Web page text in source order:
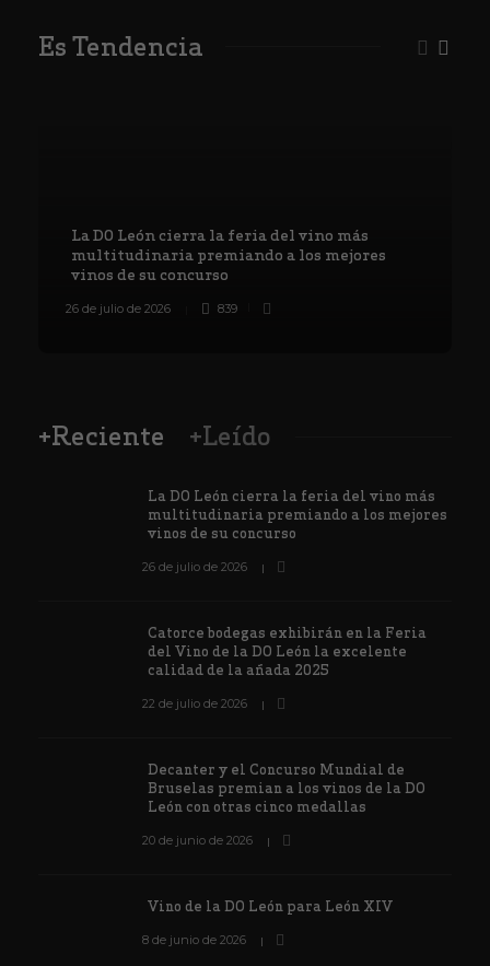
Es Tendencia
La DO León cierra la feria del vino más
multitudinaria premiando a los mejores
vinos de su concurso
26 de julio de 2026 839
+Reciente +Leído
La DO León cierra la feria del vino más
multitudinaria premiando a los mejores
vinos de su concurso
26 de julio de 2026
Catorce bodegas exhibirán en la Feria
del Vino de la DO León la excelente
calidad de la añada 2025
22 de julio de 2026
Decanter y el Concurso Mundial de
Bruselas premian a los vinos de la DO
León con otras cinco medallas
20 de junio de 2026
Vino de la DO León para León XIV
8 de junio de 2026